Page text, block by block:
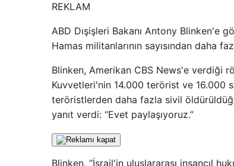
REKLAM
ABD Dışişleri Bakanı Antony Blinken'e
Hamas militanlarının sayısından daha
Blinken, Amerikan CBS News'e verdiği
Kuvvetleri'nin 14.000 terörist ve 16.000
teröristlerden daha fazla sivil
yanıt verdi: “Evet paylaşıyoruz.”
Blinken, “İsrail'in uluslararası insancıl